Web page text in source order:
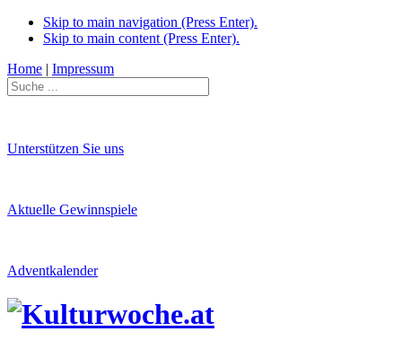
Skip to main navigation (Press Enter).
Skip to main content (Press Enter).
Home | Impressum
Unterstützen Sie uns
Aktuelle Gewinnspiele
Adventkalender